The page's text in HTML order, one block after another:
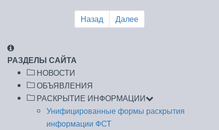
Назад Далее
РАЗДЕЛЫ САЙТА
НОВОСТИ
ОБЪЯВЛЕНИЯ
РАСКРЫТИЕ ИНФОРМАЦИИ
Унифицированные формы раскрытия
информации ФСТ